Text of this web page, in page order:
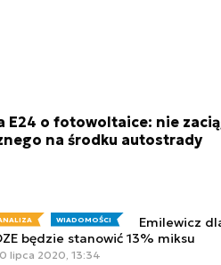
E24 o fotowoltaice: nie
na środku autostrady
WIADOMOŚCI
Emilewicz
będzie stanowić 13% miksu
lipca 2020, 13:34